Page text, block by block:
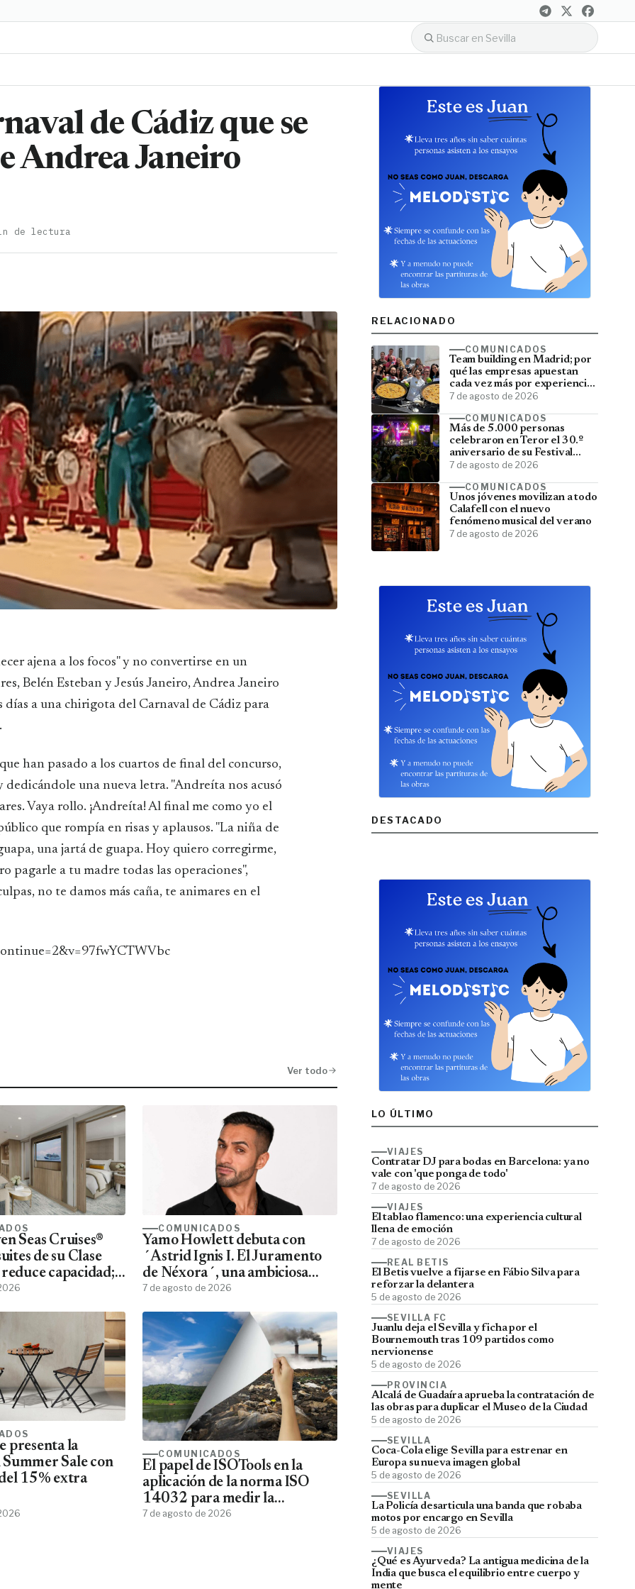
de Cádiz que se
Andrea Janeiro
de lectura
Belén Esteban y Jesús Janeiro, Andrea Janeiro
a una chirigota del Carnaval de Cádiz para
han pasado a los cuartos de final del concurso,
una nueva letra. "Andreíta nos acusó
Vaya rollo. ¡Andreíta! Al final me como yo el
que rompía en risas y aplausos. "La niña de
una jartá de guapa. Hoy quiero corregirme,
pagarle a tu madre todas las operaciones",
no te damos más caña, te animares en el
Ver todo
Seas Cruises®
de su Clase
capacidad;
más espacio
COMUNICADOS
Yamo Howlett debuta con
´Astrid Ignis I. El Juramento
de Néxora´, una ambiciosa
saga de fantasía y ciencia
7 de agosto de 2026
presenta la
Sale con
15% extra
COMUNICADOS
El papel de ISOTools en la
aplicación de la norma ISO
14032 para medir la
sostenibilidad empresarial
7 de agosto de 2026
RELACIONADO
COMUNICADOS
Team building en Madrid; por
qué las empresas apuestan
cada vez más por experiencias
que fortalecen sus equipos
7 de agosto de 2026
COMUNICADOS
Más de 5.000 personas
celebraron en Teror el 30.º
aniversario de su Festival
Latino
7 de agosto de 2026
COMUNICADOS
Unos jóvenes movilizan a todo
Calafell con el nuevo
fenómeno musical del verano
7 de agosto de 2026
DESTACADO
LO ÚLTIMO
VIAJES
Contratar DJ para bodas en Barcelona: ya no
vale con 'que ponga de todo'
7 de agosto de 2026
VIAJES
El tablao flamenco: una experiencia cultural
llena de emoción
7 de agosto de 2026
REAL BETIS
El Betis vuelve a fijarse en Fábio Silva para
reforzar la delantera
5 de agosto de 2026
SEVILLA FC
Juanlu deja el Sevilla y ficha por el
Bournemouth tras 109 partidos como
nervionense
5 de agosto de 2026
PROVINCIA
Alcalá de Guadaíra aprueba la contratación de
las obras para duplicar el Museo de la Ciudad
5 de agosto de 2026
SEVILLA
Coca-Cola elige Sevilla para estrenar en
Europa su nueva imagen global
5 de agosto de 2026
SEVILLA
La Policía desarticula una banda que robaba
motos por encargo en Sevilla
5 de agosto de 2026
VIAJES
¿Qué es Ayurveda? La antigua medicina de la
India que busca el equilibrio entre cuerpo y
mente